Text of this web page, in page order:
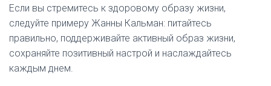
Если вы стремитесь к здоровому образу жизни,
следуйте примеру Жанны Кальман: питайтесь
правильно, поддерживайте активный образ жизни,
сохраняйте позитивный настрой и наслаждайтесь
каждым днем.